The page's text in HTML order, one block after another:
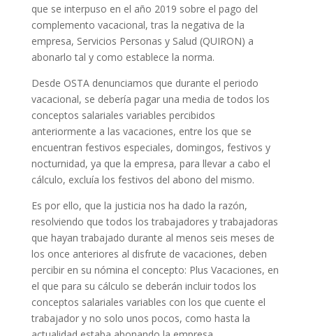
que se interpuso en el año 2019 sobre el pago del
complemento vacacional, tras la negativa de la
empresa, Servicios Personas y Salud (QUIRON) a
abonarlo tal y como establece la norma.
Desde OSTA denunciamos que durante el periodo
vacacional, se debería pagar una media de todos los
conceptos salariales variables percibidos
anteriormente a las vacaciones, entre los que se
encuentran festivos especiales, domingos, festivos y
nocturnidad, ya que la empresa, para llevar a cabo el
cálculo, excluía los festivos del abono del mismo.
Es por ello, que la justicia nos ha dado la razón,
resolviendo que todos los trabajadores y trabajadoras
que hayan trabajado durante al menos seis meses de
los once anteriores al disfrute de vacaciones, deben
percibir en su nómina el concepto: Plus Vacaciones, en
el que para su cálculo se deberán incluir todos los
conceptos salariales variables con los que cuente el
trabajador y no solo unos pocos, como hasta la